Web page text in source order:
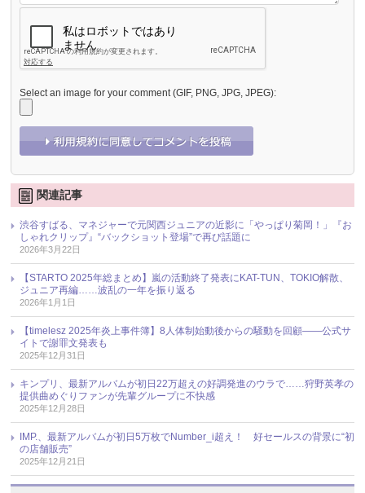
Select an image for your comment (GIF, PNG, JPG, JPEG):
関連記事
渋谷すばる、マネジャーで元関西ジュニアの近影に「やっぱり菊岡！」『お
しゃれクリップ』“バックショット登場”で再び話題に
2026年3月22日
【STARTO 2025年総まとめ】嵐の活動終了発表にKAT-TUN、TOKIO解散、
ジュニア再編……波乱の一年を振り返る
2026年1月1日
【timelesz 2025年炎上事件簿】8人体制始動後からの騒動を回顧――公式サ
イトで謝罪文発表も
2025年12月31日
キンプリ、最新アルバムが初日22万超えの好調発進のウラで……狩野英孝の
提供曲めぐりファンが先輩グループに不快感
2025年12月28日
IMP.、最新アルバムが初日5万枚でNumber_i超え！ 好セールスの背景に“初
の店舗販売”
2025年12月21日